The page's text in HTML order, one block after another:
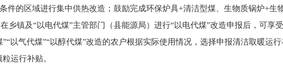
件的区域进行集中供热改造；鼓励完成环保炉具+清洁型煤、生物质锅炉+生
乡镇及“以电代煤”主管部门（县能源局）进行“以电代煤”改造申报后，可享受
以气代煤”“以醇代煤”改造的农户根据实际使用情况，选择申报清洁取暖运
运行补贴。